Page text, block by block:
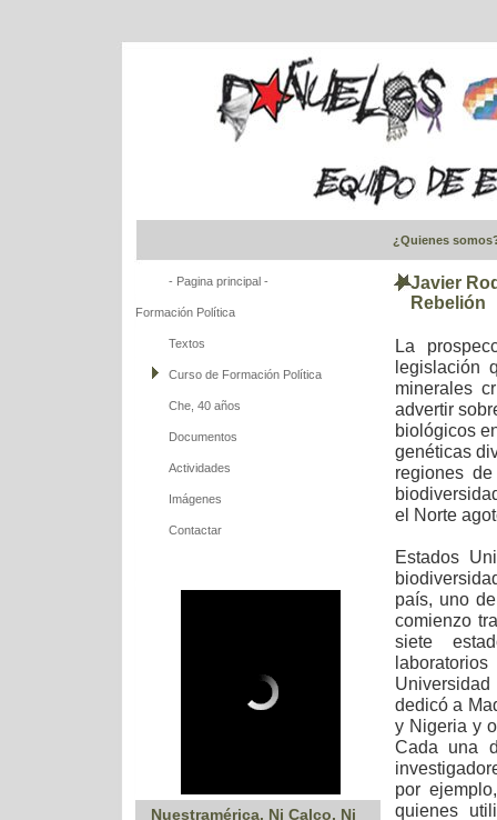
¿Quienes
- Pagina principal -
Formación Política
Textos
Curso de Formación Política
Che, 40 años
Documentos
Actividades
Imágenes
Contactar
Nuestramérica. Ni Calco, Ni
Javier
Rebelión
La
legislación
minerales
advertir
biológicos
genéticas
regiones
el Norte
Estados
país, uno
comienzo
siete
dedicó a
y Nigeria y
Cada una
por
quienes